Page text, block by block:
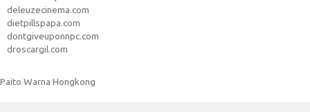
deleuzecinema.com
dietpillspapa.com
dontgiveuponnpc.com
droscargil.com
Paito Warna Hongkong